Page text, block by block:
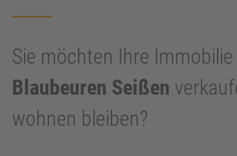
Sie möchten Ihre Immobilie
Blaubeuren Seißen
wohnen bleiben?